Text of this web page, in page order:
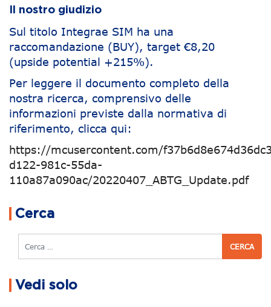
Il nostro giudizio
Sul titolo Integrae SIM ha una
raccomandazione (BUY), target €8,20
(upside potential +215%).
Per leggere il documento completo della
nostra ricerca, comprensivo delle
informazioni previste dalla normativa di
riferimento, clicca qui:
https://mcusercontent.com/
d122-981c-55da-
110a87a090ac/20220407_ABTG_Update.pdf
Cerca
Cerca
Vedi solo